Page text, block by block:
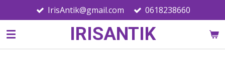
au
contenu
IRISANTIK
IrisAntik@gmail.com 0618238660